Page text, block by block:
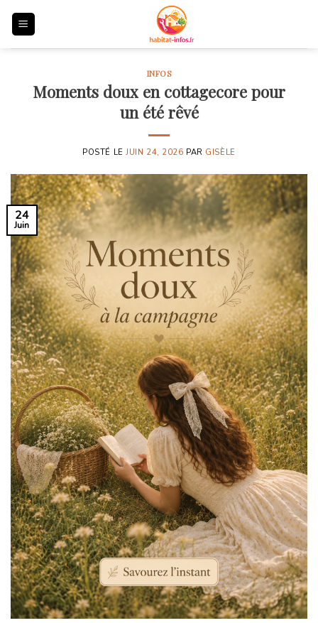
INFOS
Moments doux en cottagecore pour
un été rêvé
POSTÉ LEJUIN 24, 2026 PAR GISÈLE
24
Juin